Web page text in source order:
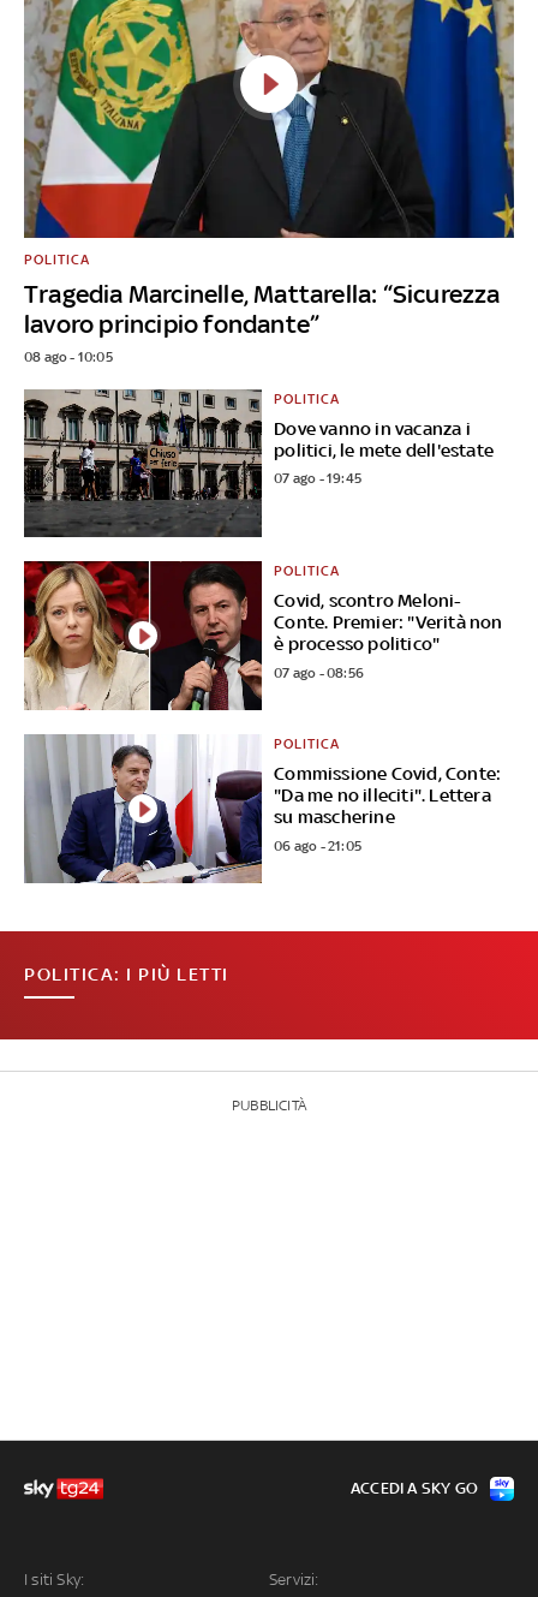
Tragedia Marcinelle, Mattarella: “Sicurezza
lavoro principio fondante”
POLITICA
08 ago - 10:05
Dove vanno in vacanza i
politici, le mete dell'estate
POLITICA
07 ago - 19:45
Covid, scontro Meloni-
Conte. Premier: "Verità non
è processo politico"
POLITICA
07 ago - 08:56
Commissione Covid, Conte:
"Da me no illeciti". Lettera
su mascherine
POLITICA
06 ago - 21:05
POLITICA: I PIÙ LETTI
PUBBLICITÀ
I siti Sky: Servizi:
ACCEDI A SKY GO